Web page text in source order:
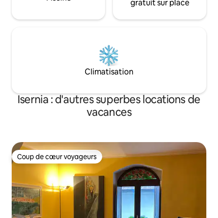
gratuit sur place
Climatisation
Isernia : d'autres superbes locations de
vacances
Coup de cœur voyageurs
Coup de cœur voyageurs